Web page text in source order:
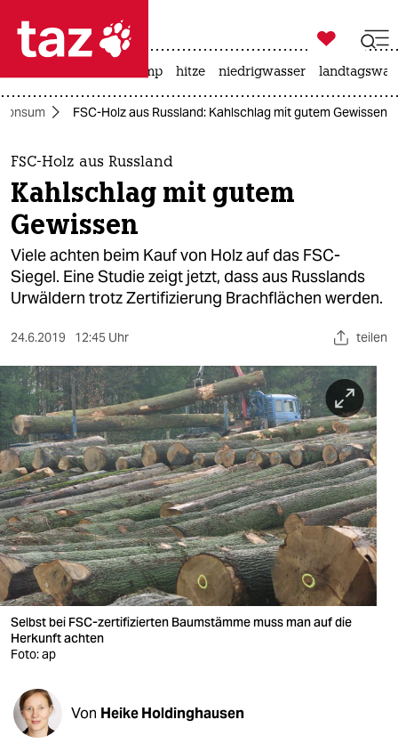
 taz zahl ich
taz zahl ich
themen
politik
öko
gesellschaft
sport
berlin
nord
wahrheit
verlag
verlag
veranstaltungen
shop
fragen & hilfe
unterstützen
abo

taz zahl ich
usa unter trump hitze niedrigwasser
Konsum FSC-Holz aus Russland: Kahlschlag mit gutem Gewissen
FSC-Holz aus Russland
Kahlschlag mit gutem
Gewissen
Viele achten beim Kauf von Holz auf das FSC-
Siegel. Eine Studie zeigt jetzt, dass aus Russlands
Urwäldern trotz Zertifizierung Brachflächen werden.
24.6.2019 12:45 Uhr teilen
Selbst bei FSC-zertifizierten Baumstämme muss man auf die
Herkunft achten
Foto: ap
Von Heike Holdinghausen